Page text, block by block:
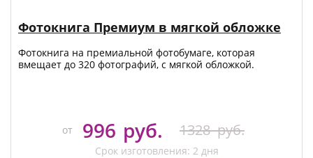
Фотокнига Премиум в мягкой обложке
Фотокнига на премиальной фотобумаге, которая
вмещает до 320 фотографий, с мягкой обложкой.
от 996 руб. 1328 руб.
Срок изготовления: 2 дня